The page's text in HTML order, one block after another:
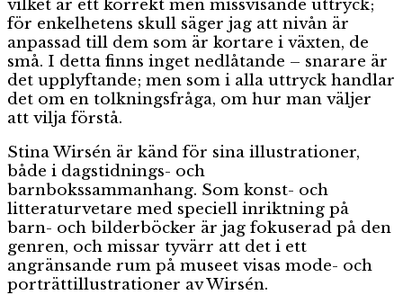
vilket är ett korrekt men missvisande uttryck;
för enkelhetens skull säger jag att nivån är
anpassad till dem som är kortare i växten, de
små. I detta finns inget nedlåtande – snarare är
det upplyftande; men som i alla uttryck handlar
det om en tolkningsfråga, om hur man väljer
att vilja förstå.
Stina Wirsén är känd för sina illustrationer,
både i dagstidnings- och
barnbokssammanhang. Som konst- och
litteraturvetare med speciell inriktning på
barn- och bilderböcker är jag fokuserad på den
genren, och missar tyvärr att det i ett
angränsande rum på museet visas mode- och
porträttillustrationer av Wirsén.